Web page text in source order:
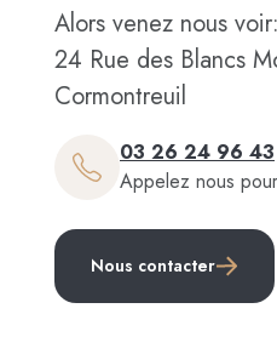
Alors venez nous voir:
24 Rue des Blancs
Cormontreuil
03 26 24 96 43
Appelez nous
Nous contacter